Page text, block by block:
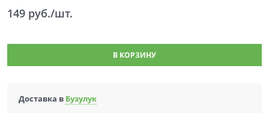
149 руб./шт.
В КОРЗИНУ
Доставка в Бузулук